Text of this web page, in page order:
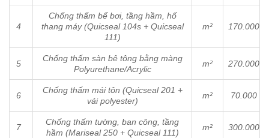
4
Chống thấm bể bơi, tầng hầm, hố
thang máy (Quicseal 104s + Quicseal
111)
m² 170.000
5
Chống thấm sàn bê tông bằng màng
Polyurethane/Acrylic
m² 270.000
6
Chống thấm mái tôn (Quicseal 201 +
vải polyester)
m² 70.000
7
Chống thấm tường, ban công, tầng
hầm (Mariseal 250 + Quicseal 111)
m² 300.000